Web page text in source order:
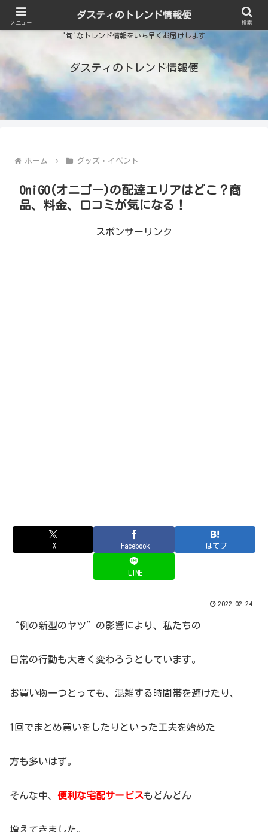
'旬'なトレンド情報をいち早くお届けします
ダスティのトレンド情報便
ホーム グッズ・イベント
OniGO(オニゴー)の配達エリアはどこ？商
品、料金、口コミが気になる！
スポンサーリンク
X Facebook はてブ
LINE
2022.02.24
“例の新型のヤツ”の影響により、私たちの
日常の行動も大きく変わろうとしています。
お買い物一つとっても、混雑する時間帯を避けたり、
1回でまとめ買いをしたりといった工夫を始めた
方も多いはず。
そんな中、 便利な宅配サービスもどんどん
増えてきました。
メニュー
ダスティのトレンド情報便
検索